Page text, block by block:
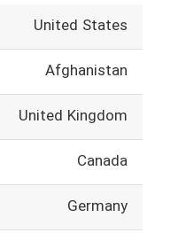
United States
Afghanistan
United Kingdom
Canada
Germany